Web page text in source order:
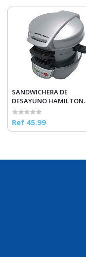
SANDWICHERA DE
DESAYUNO HAMILTON
BEACCH 25475 PLATEADA
Ref 45.99